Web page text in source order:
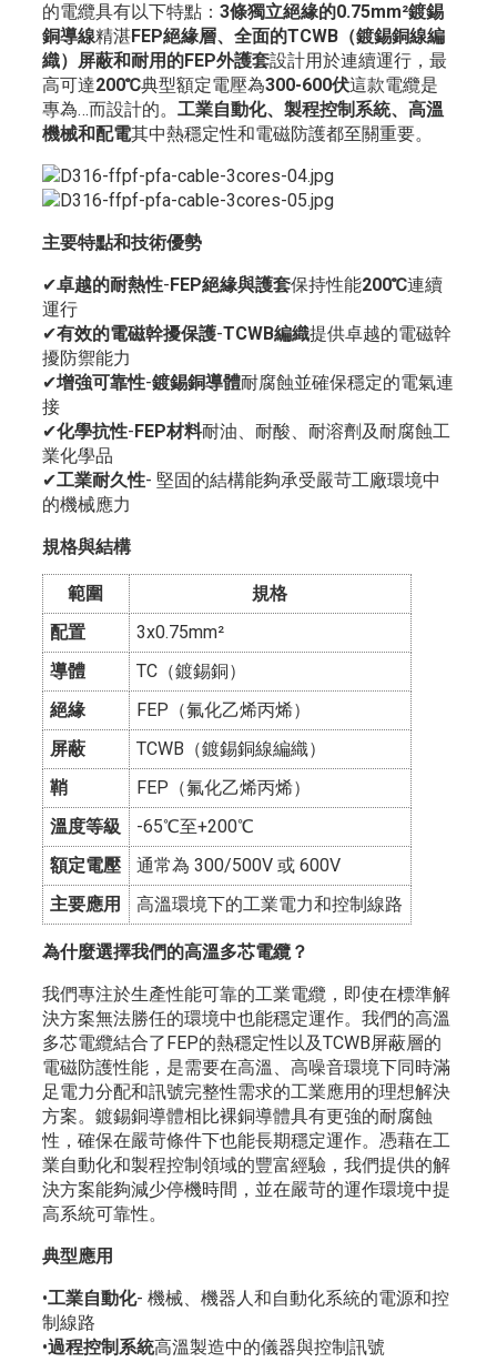
的電纜具有以下特點： 3條獨立絕緣的0.75mm²鍍錫
銅導線精湛FEP絕緣層、全面的TCWB（鍍錫銅線編
織）屏蔽和耐用的FEP外護套設計用於連續運行，最
高可達200℃典型額定電壓為300-600伏這款電纜是
專為…而設計的。 工業自動化、製程控制系統、高溫
機械和配電其中熱穩定性和電磁防護都至關重要。
主要特點和技術優勢
✔卓越的耐熱性-FEP絕緣與護套保持性能200℃連續
運行
✔有效的電磁幹擾保護-TCWB編織提供卓越的電磁幹
擾防禦能力
✔增強可靠性-鍍錫銅導體耐腐蝕並確保穩定的電氣連
接
✔化學抗性-FEP材料耐油、耐酸、耐溶劑及耐腐蝕工
業化學品
✔工業耐久性- 堅固的結構能夠承受嚴苛工廠環境中
的機械應力
規格與結構
範圍
規格
配置
3x0.75mm²
導體
TC（鍍錫銅）
絕緣
FEP（氟化乙烯丙烯）
屏蔽
TCWB（鍍錫銅線編織）
鞘
FEP（氟化乙烯丙烯）
溫度等級
-65℃至+200℃
額定電壓
通常為 300/500V 或 600V
主要應用
高溫環境下的工業電力和控制線路
為什麼選擇我們的高溫多芯電纜？
我們專注於生產性能可靠的工業電纜，即使在標準解
決方案無法勝任的環境中也能穩定運作。我們的高溫
多芯電纜結合了FEP的熱穩定性以及TCWB屏蔽層的
電磁防護性能，是需要在高溫、高噪音環境下同時滿
足電力分配和訊號完整性需求的工業應用的理想解決
方案。鍍錫銅導體相比裸銅導體具有更強的耐腐蝕
性，確保在嚴苛條件下也能長期穩定運作。憑藉在工
業自動化和製程控制領域的豐富經驗，我們提供的解
決方案能夠減少停機時間，並在嚴苛的運作環境中提
高系統可靠性。
典型應用
•工業自動化- 機械、機器人和自動化系統的電源和控
制線路
•過程控制系統高溫製造中的儀器與控制訊號